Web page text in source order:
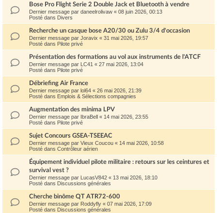
Bose Pro Flight Serie 2 Double Jack et Bluetooth à vendre
Dernier message par daneelrolivaw « 08 juin 2026, 00:13
Posté dans Divers
Recherche un casque bose A20/30 ou Zulu 3/4 d'occasion
Dernier message par Joravix « 31 mai 2026, 19:57
Posté dans Pilote privé
Présentation des formations au vol aux instruments de l'ATCF
Dernier message par LC41 « 27 mai 2026, 13:04
Posté dans Pilote privé
Débriefing Air France
Dernier message par lol64 « 26 mai 2026, 21:39
Posté dans Emplois & Sélections compagnies
Augmentation des minima LPV
Dernier message par IbraBell « 14 mai 2026, 23:55
Posté dans Pilote privé
Sujet Concours GSEA-TSEEAC
Dernier message par Vieux Coucou « 14 mai 2026, 10:58
Posté dans Contrôleur aérien
Équipement individuel pilote militaire : retours sur les ceintures et
survival vest ?
Dernier message par LucasV842 « 13 mai 2026, 18:10
Posté dans Discussions générales
Cherche binôme QT ATR72-600
Dernier message par Roddyfly « 07 mai 2026, 17:09
Posté dans Discussions générales